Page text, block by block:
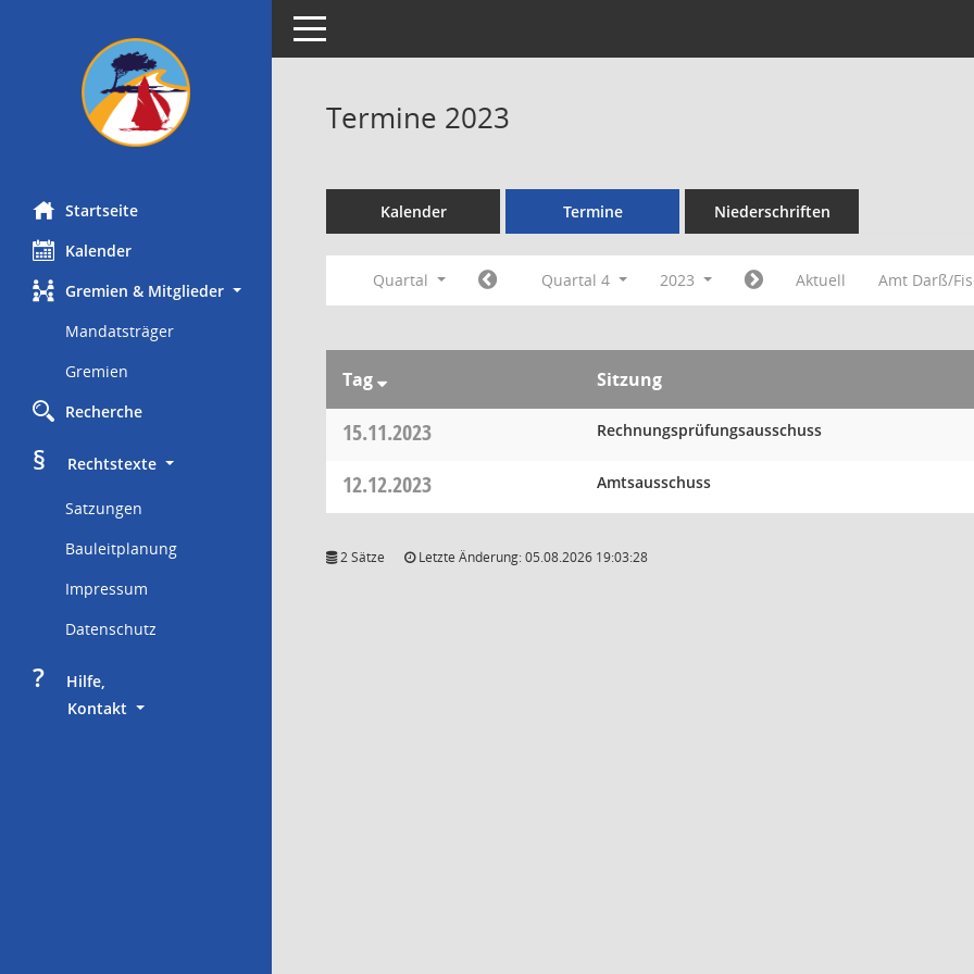
Startseite
Kalender
Gremien & Mitglieder
Mandatsträger
Gremien
Recherche
§
     Rechtstexte
Satzungen
Bauleitplanung
Impressum
Datenschutz
?
     Hilfe,
Kontakt
Toggle navigation
Termine 2023
Kalender Termine Niederschriften
Quartal Quartal 4 2023 Aktuell Amt Darß/
Tag Sitzung
15.11.2023 Rechnungsprüfungsausschuss
12.12.2023 Amtsausschuss
2 Sätze Letzte Änderung: 05.08.2026 19:03:28